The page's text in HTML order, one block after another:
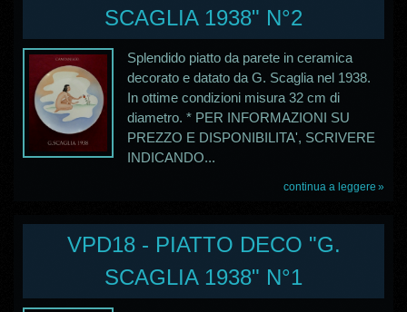
SCAGLIA 1938" N°2
Splendido piatto da parete in ceramica
decorato e datato da G. Scaglia nel 1938.
In ottime condizioni misura 32 cm di
diametro. * PER INFORMAZIONI SU
PREZZO E DISPONIBILITA', SCRIVERE
INDICANDO...
continua a leggere
VPD18 - PIATTO DECO "G.
SCAGLIA 1938" N°1